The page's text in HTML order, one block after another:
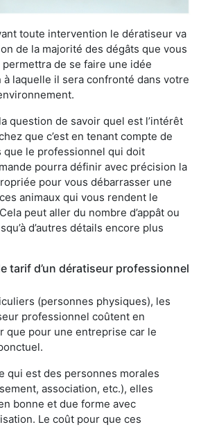
toute intervention le dératiseur va
de la majorité des dégâts que vous
de se faire une idée
à laquelle il sera confronté dans votre
question de savoir quel est l’intérêt
que c’est en tenant compte de
que le professionnel qui doit
pourra définir avec précision la
pour vous débarrasser une
animaux qui vous rendent le
peut aller du nombre d’appât ou
d’autres détails encore plus
tarif d’un dératiseur professionnel
(personnes physiques), les
professionnel coûtent en
que pour une entreprise car le
qui est des personnes morales
association, etc.), elles
bonne et due forme avec
Le coût pour que ces